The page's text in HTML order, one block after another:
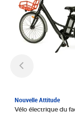
Nouvelle Attitude
Vélo électrique du